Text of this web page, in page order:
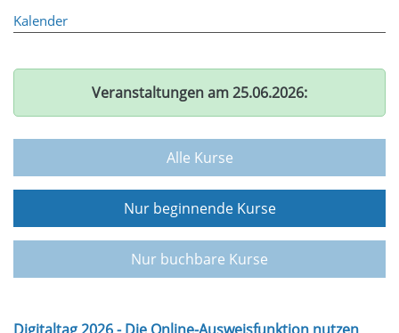
Kalender
Veranstaltungen am 25.06.2026:
Alle Kurse
Nur beginnende Kurse
Nur buchbare Kurse